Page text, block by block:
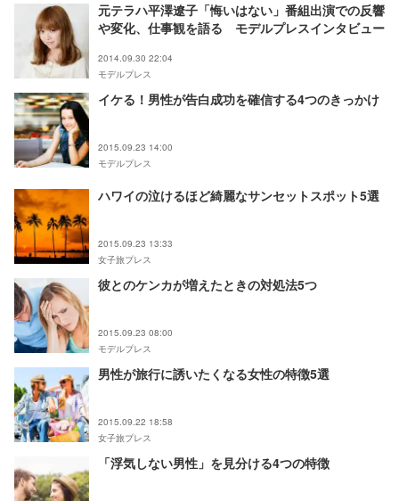
元テラハ平澤遼子「悔いはない」番組出演での反響
や変化、仕事観を語る モデルプレスインタビュー
2014.09.30 22:04
モデルプレス
イケる！男性が告白成功を確信する4つのきっかけ
2015.09.23 14:00
モデルプレス
ハワイの泣けるほど綺麗なサンセットスポット5選
2015.09.23 13:33
女子旅プレス
彼とのケンカが増えたときの対処法5つ
2015.09.23 08:00
モデルプレス
男性が旅行に誘いたくなる女性の特徴5選
2015.09.22 18:58
女子旅プレス
「浮気しない男性」を見分ける4つの特徴